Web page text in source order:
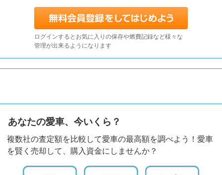
ログインするとお気に入りの保存や燃費記録など様々な
管理が出来るようになります
あなたの愛車、今いくら？
複数社の査定額を比較して愛車の最高額を調べよう！愛車
を賢く売却して、購入資金にしませんか？